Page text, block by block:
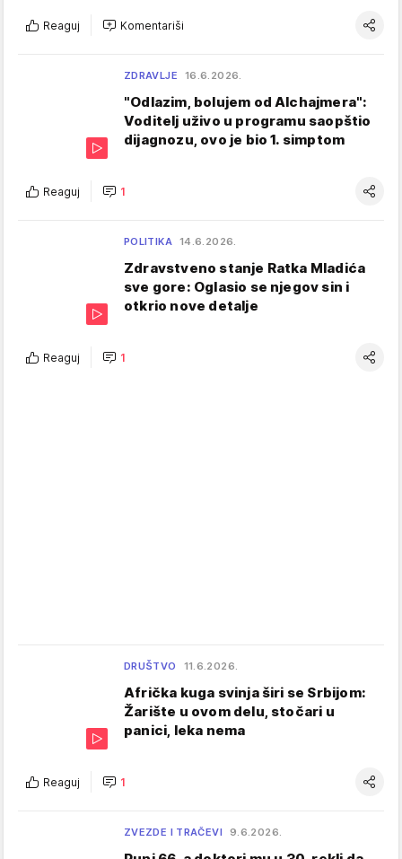
Reaguj Komentariši
ZDRAVLJE 16.6.2026.
"Odlazim, bolujem od Alchajmera":
Voditelj uživo u programu saopštio
dijagnozu, ovo je bio 1. simptom
Reaguj 1
POLITIKA 14.6.2026.
Zdravstveno stanje Ratka Mladića
sve gore: Oglasio se njegov sin i
otkrio nove detalje
Reaguj 1
DRUŠTVO 11.6.2026.
Afrička kuga svinja širi se Srbijom:
Žarište u ovom delu, stočari u
panici, leka nema
Reaguj 1
ZVEZDE I TRAČEVI 9.6.2026.